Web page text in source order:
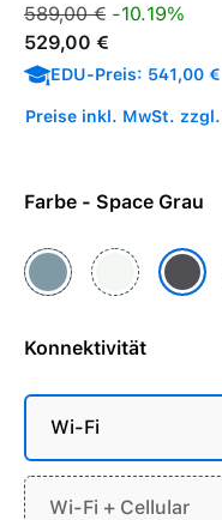
Verkaufspreis:
Regulärer Preis:
589,00 € -10.19%
529,00 €
EDU-Preis: 541,00 €
Preise inkl. MwSt.
Farbe - Space Grau
Blau PolarsternSpace
Konnektivität
Wi-Fi
Wi-Fi + Cellular